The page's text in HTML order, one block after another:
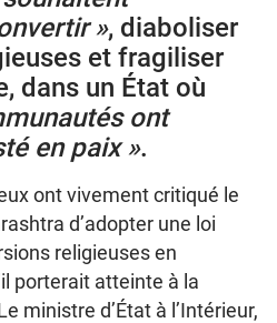
», diaboliser
et fragiliser
dans un État où
ont
en paix ».
ont vivement critiqué le
d’adopter une loi
religieuses en
porterait atteinte à la
ministre d’État à l’Intérieur,